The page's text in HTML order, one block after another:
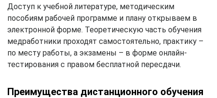
Доступ к учебной литературе, методическим
пособиям рабочей программе и плану открываем в
электронной форме. Теоретическую часть обучения
медработники проходят самостоятельно, практику –
по месту работы, а экзамены – в форме онлайн-
тестирования с правом бесплатной пересдачи.
Преимущества дистанционного обучения